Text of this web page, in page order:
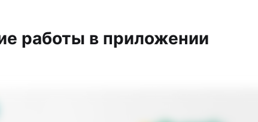
работы в приложении